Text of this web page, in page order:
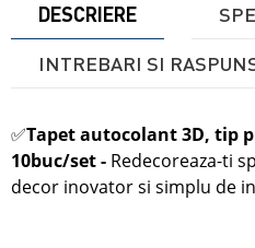
DESCRIERE
INTREBARI SI
✅Tapet autocolant 3D, tip
10buc/set- Redecoreaza-ti
decor inovator si simplu de